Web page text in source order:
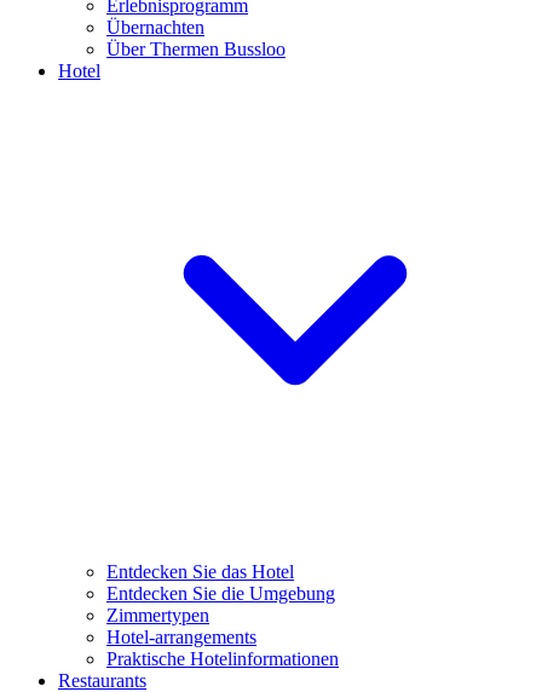
Erlebnisprogramm
Übernachten
Über Thermen Bussloo
Hotel
Entdecken Sie das Hotel
Entdecken Sie die Umgebung
Zimmertypen
Hotel-arrangements
Praktische Hotelinformationen
Restaurants